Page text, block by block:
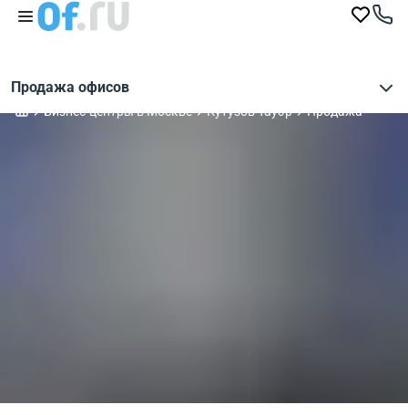
Продажа офисов
Бизнес-центры в Москве Кутузов Тауэр Продажа